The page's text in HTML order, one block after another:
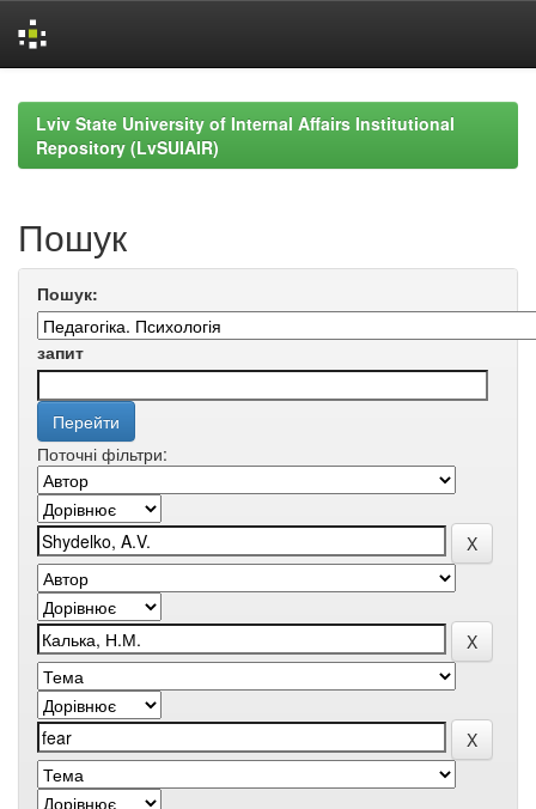
navigationLviv State University of Internal Affairs Institutional
Repository (LvSUIAIR)
Пошук
Пошук:
запит
Поточні фільтри: